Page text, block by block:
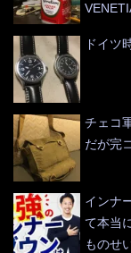
ドイ
チェコ
だが完
インナ
て本当
ものせ